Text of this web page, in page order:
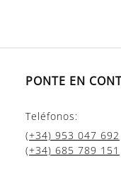
PONTE EN
Teléfonos:
(+34) 953 047 692
(+34) 685 789 151